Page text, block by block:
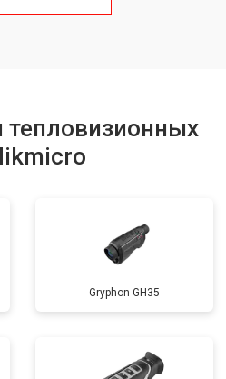
Gryphon GH35